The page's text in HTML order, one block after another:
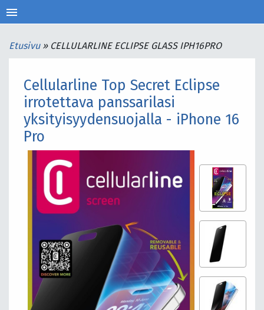
menu
Etusivu »CELLULARLINE ECLIPSE GLASS IPH16PRO
Cellularline Top Secret Eclipse
irrotettava panssarilasi
yksityisyydensuojalla - iPhone 16
Pro